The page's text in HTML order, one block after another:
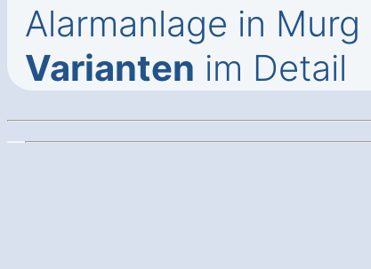
Alarmanlage in Murg
Varianten im Detail